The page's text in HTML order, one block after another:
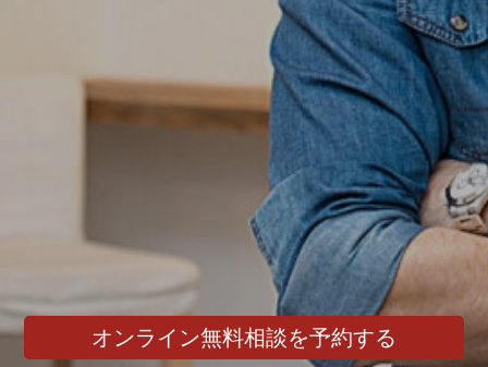
オンライン無料相談を予約する